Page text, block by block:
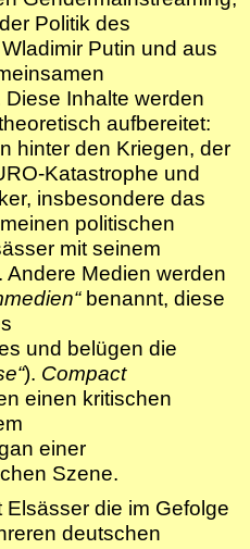
Politik des
Putin und aus
Inhalte werden
aufbereitet:
hinter den Kriegen, der
Katastrophe und
insbesondere das
politischen
mit seinem
Andere Medien werden
benannt, diese
und belügen die
). Compact
einen kritischen
einer
Szene.
die im Gefolge
deutschen